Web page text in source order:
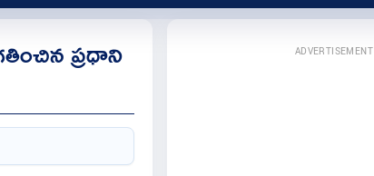
ప్రధాని ADVERTISEMENT